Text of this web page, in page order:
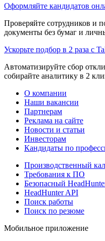
Оформляйте кандидатов
Проверяйте сотрудников и
документы без бумаг и
Ускорьте подбор в 2 раза с
Автоматизируйте сбор
собирайте аналитику в 2
О компании
Наши вакансии
Партнерам
Реклама на сайте
Новости и статьи
Инвесторам
Кандидаты по
Производственный
Требования к ПО
Безопасный
HeadHunter API
Поиск работы
Поиск по резюме
Мобильное приложение